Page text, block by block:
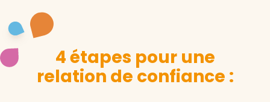
4 étapes pour une
relation de confiance :